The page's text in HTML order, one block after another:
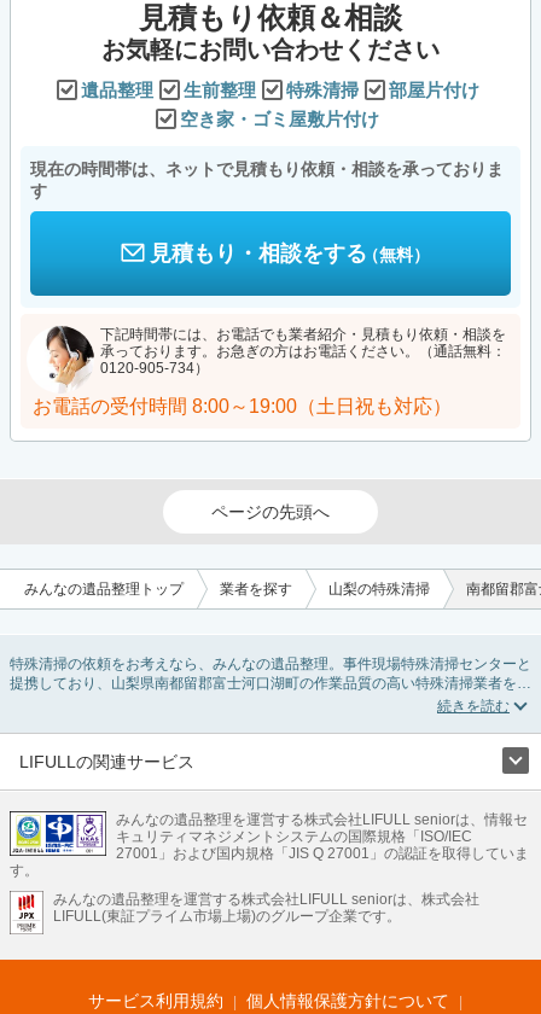
見積もり依頼＆相談
お気軽にお問い合わせください
遺品整理 生前整理 特殊清掃
部屋片付け
空き家・ゴミ屋敷片付け
現在の時間帯は、ネットで見積もり依頼・相談を承っておりま
す
見積もり・相談をする（無料）
下記時間帯には、お電話でも業者紹介・見積もり依頼・相談を
承っております。お急ぎの方はお電話ください。（通話無料：
0120-905-734）
お電話の受付時間 8:00～19:00（土日祝も対応）
ページの先頭へ
みんなの遺品整理トップ 業者を探す 山梨の特殊清掃 南都留郡
特殊清掃の依頼をお考えなら、みんなの遺品整理。事件現場特殊清掃センターと
提携しており、山梨県南都留郡富士河口湖町の作業品質の高い特殊清掃業者を掲
載しています。孤独死・孤立死に伴う不用品の処分・回収・引き取りから、事
者を決められない場合はリフォームによる原状回復・オゾン脱臭機による腐敗臭
また故人のご遺族だけでなく不動産管理会社様やオーナー様(賃貸家主様)、行政
のご担当者様でも相談できます。
LIFULLの関連サービス
不動産・住宅
引越し 老人ホーム 地方創生 ママの就労支援
不動産クラウドファンディング 遺品整理 老後の暮らし情報
LIFULL HOME'Sのサービス
不動産・住宅
不動産査定 マンション専門売却査定 不動産投資 アドバイザー
不動産アーカイブ
空き家バンク 家賃相場 不動産会社
まちむすび
不動産用語集 住まいのお役立ち情報 LIFULL HOME'S PRESS
みんなの遺品整理を運営する株式会社LIFULL seniorは、情報セ
キュリティマネジメントシステムの国際規格「ISO/IEC
27001」および国内規格「JIS Q 27001」の認証を取得していま
す。
みんなの遺品整理を運営する株式会社LIFULL seniorは、株式会社
LIFULL(東証プライム市場上場)のグループ企業です。
サービス利用規約 個人情報保護方針について